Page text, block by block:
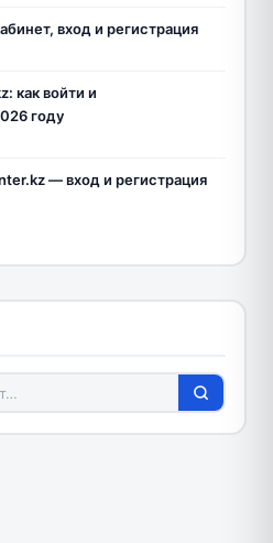
вход и регистрация
как войти и
году
— вход и регистрация